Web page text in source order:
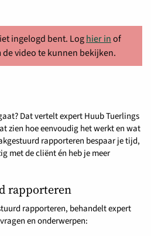
ingelogd bent. Loghier inof
de video te kunnen bekijken.
Dat vertelt expert Huub Tuerlings
zien hoe eenvoudig het werkt en wat
rapporteren bespaar je tijd,
met de cliënt én heb je meer
rapporteren
rapporteren, behandelt expert
en onderwerpen: